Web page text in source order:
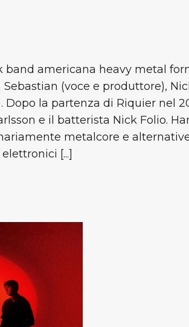
band americana heavy metal
Sebastian (voce e produttore),
la partenza di Riquier nel
e il batterista Nick Folio.
metalcore e
[...]